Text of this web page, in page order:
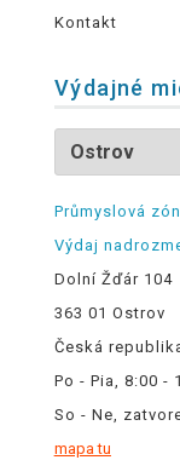
Kontakt
Výdajné
Průmyslová
Výdaj
Dolní Žďár 104
363 01 Ostrov
Česká
Po - Pia, 8:00 -
So - Ne,
mapa tu